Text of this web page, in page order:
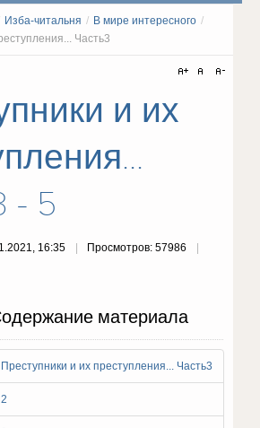
Изба-читальня / В мире интересного /
Часть3
и их
- 5
16:35 Просмотров: 57986
материала
Преступники и их преступления... Часть3
2